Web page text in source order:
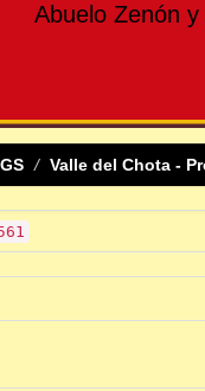
Abuelo Zenón
Valle del Chota -